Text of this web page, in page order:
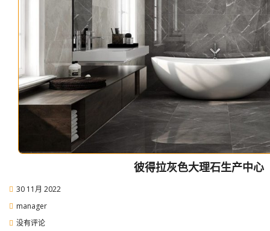
彼得拉灰色大理石生产中心
30 11月 2022
manager
没有评论